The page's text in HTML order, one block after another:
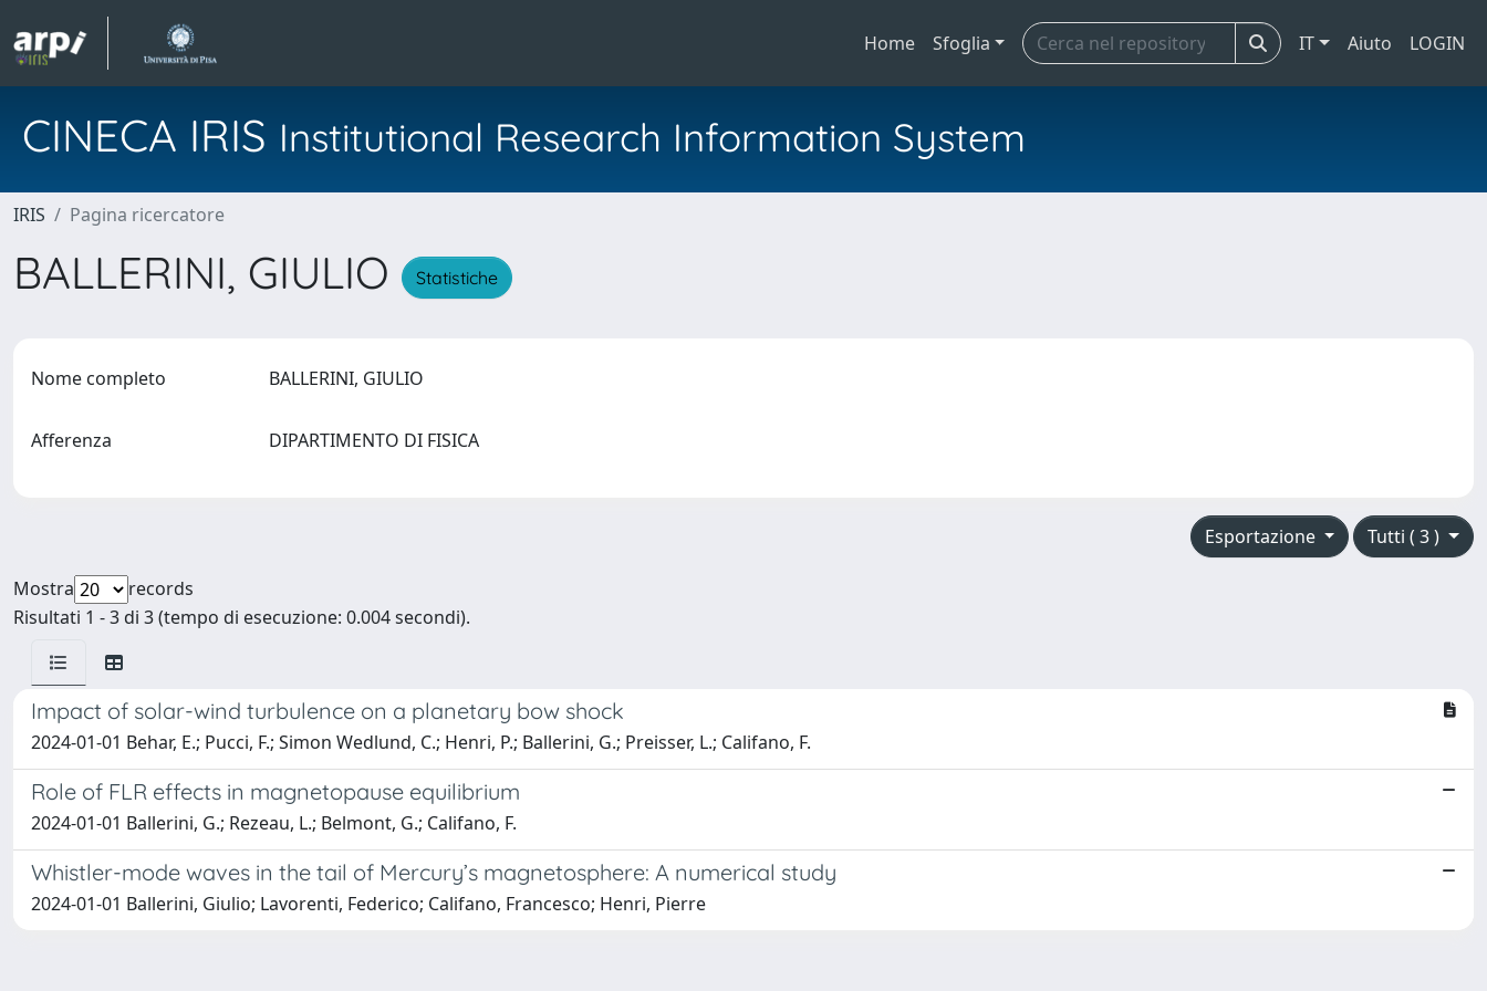
Home Sfoglia IT Aiuto LOGIN
CINECA IRIS Institutional Research Information System
IRIS Pagina ricercatore
BALLERINI, GIULIO Statistiche
Nome completo BALLERINI, GIULIO
Afferenza DIPARTIMENTO DI FISICA
Tutti ( 3 )
Esportazione
Mostra
records
Risultati 1 - 3 di 3 (tempo di esecuzione: 0.004 secondi).
Impact of solar-wind turbulence on a planetary bow shock
2024-01-01 Behar, E.; Pucci, F.; Simon Wedlund, C.; Henri, P.; Ballerini, G.; Preisser, L.; Califano, F.
Role of FLR effects in magnetopause equilibrium
2024-01-01 Ballerini, G.; Rezeau, L.; Belmont, G.; Califano, F.
Whistler-mode waves in the tail of Mercury’s magnetosphere: A numerical study
2024-01-01 Ballerini, Giulio; Lavorenti, Federico; Califano, Francesco; Henri, Pierre